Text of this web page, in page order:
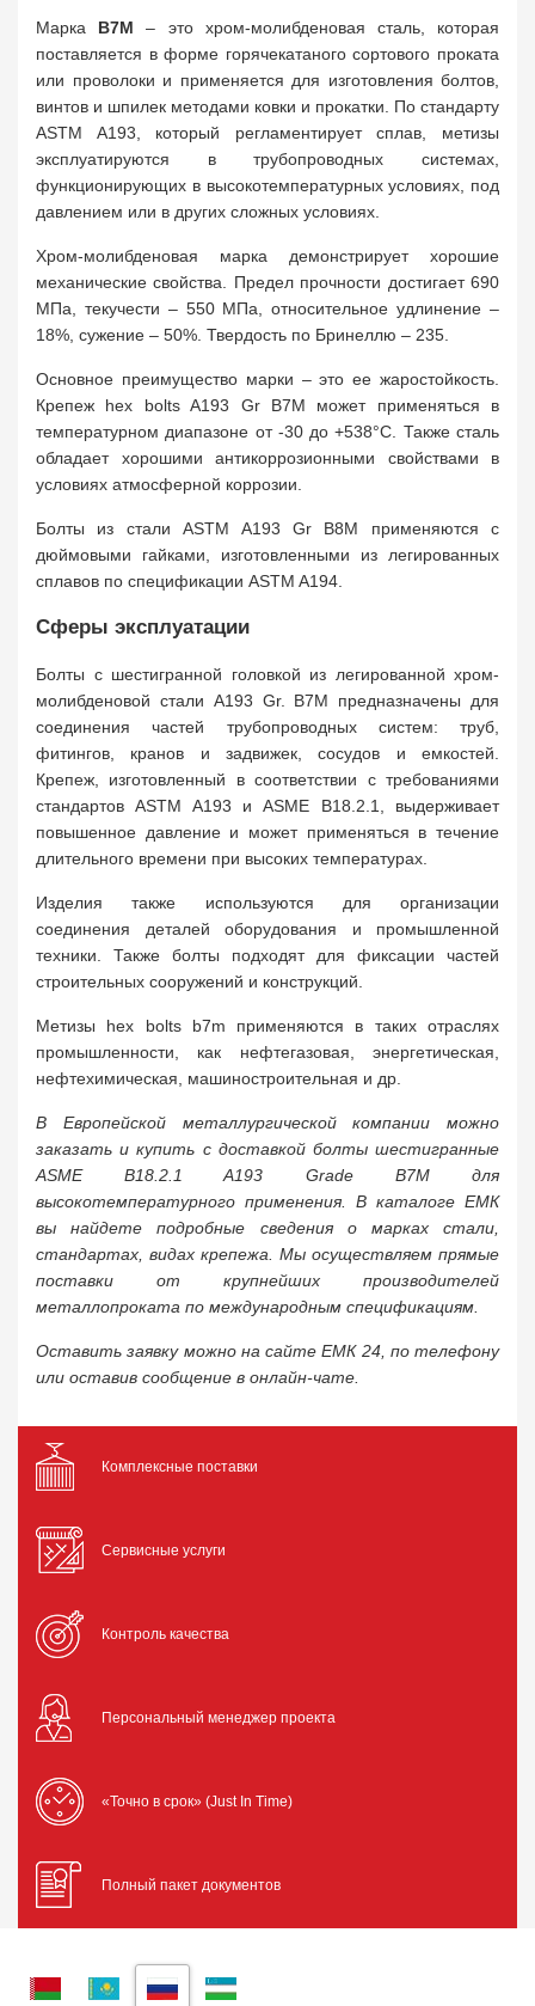
Марка B7M– это хром-молибденовая сталь, которая
поставляется в форме горячекатаного сортового проката
или проволоки и применяется для изготовления болтов,
винтов и шпилек методами ковки и прокатки. По стандарту
ASTM A193, который регламентирует сплав, метизы
эксплуатируются в трубопроводных системах,
функционирующих в высокотемпературных условиях, под
давлением или в других сложных условиях.
Хром-молибденовая марка демонстрирует хорошие
механические свойства. Предел прочности достигает 690
МПа, текучести – 550 МПа, относительное удлинение –
18%, сужение – 50%. Твердость по Бринеллю – 235.
Основное преимущество марки – это ее жаростойкость.
Крепеж hex bolts A193 Gr B7M может применяться в
температурном диапазоне от -30 до +538°C. Также сталь
обладает хорошими антикоррозионными свойствами в
условиях атмосферной коррозии.
Болты из стали ASTM A193 Gr B8M применяются с
дюймовыми гайками, изготовленными из легированных
сплавов по спецификации ASTM A194.
Сферы эксплуатации
Болты с шестигранной головкой из легированной хром-
молибденовой стали A193 Gr. B7M предназначены для
соединения частей трубопроводных систем: труб,
фитингов, кранов и задвижек, сосудов и емкостей.
Крепеж, изготовленный в соответствии с требованиями
стандартов ASTM A193 и ASME B18.2.1, выдерживает
повышенное давление и может применяться в течение
длительного времени при высоких температурах.
Изделия также используются для организации
соединения деталей оборудования и промышленной
техники. Также болты подходят для фиксации частей
строительных сооружений и конструкций.
Метизы hex bolts b7m применяются в таких отраслях
промышленности, как нефтегазовая, энергетическая,
нефтехимическая, машиностроительная и др.
В Европейской металлургической компании можно
заказать и купить с доставкой болты шестигранные
ASME B18.2.1 A193 Grade B7M для
высокотемпературного применения. В каталоге ЕМК
вы найдете подробные сведения о марках стали,
стандартах, видах крепежа. Мы осуществляем прямые
поставки от крупнейших производителей
металлопроката по международным спецификациям.
Оставить заявку можно на сайте ЕМК 24, по телефону
или оставив сообщение в онлайн-чате.
Комплексные поставки
Сервисные услуги
Контроль качества
Персональный менеджер проекта
«Точно в срок» (Just In Time)
Полный пакет документов